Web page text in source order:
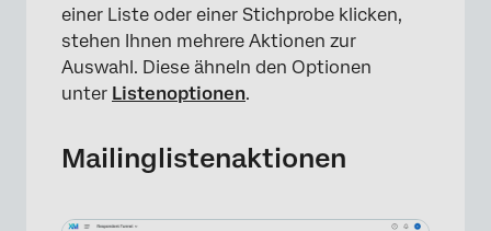
einer Liste oder einer Stichprobe klicken,
stehen Ihnen mehrere Aktionen zur
Auswahl. Diese ähneln den Optionen
unter Listenoptionen.
Mailinglistenaktionen